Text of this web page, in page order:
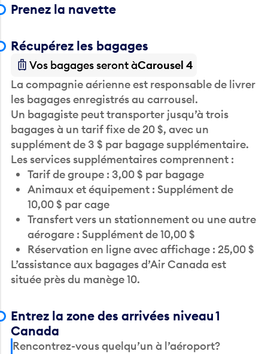
Prenez la navette
Récupérez les bagages
Vos bagages seront àCarousel 4
La compagnie aérienne est responsable de livrer
les bagages enregistrés au carrousel.
Un bagagiste peut transporter jusqu’à trois
bagages à un tarif fixe de 20 $, avec un
supplément de 3 $ par bagage supplémentaire.
Les services supplémentaires comprennent :
Tarif de groupe : 3,00 $ par bagage
Animaux et équipement : Supplément de
10,00 $ par cage
Transfert vers un stationnement ou une autre
aérogare : Supplément de 10,00 $
Réservation en ligne avec affichage : 25,00 $
L’assistance aux bagages d’Air Canada est
située près du manège 10.
Entrez la zone des arrivées niveau 1
Canada
Rencontrez-vous quelqu’un à l’aéroport?